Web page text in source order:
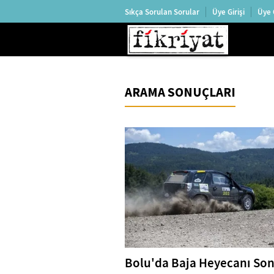
Sıkça Sorulan Sorular Üye Girişi Üye
ARAMA SONUÇLARI
Bolu'da Baja Heyecanı